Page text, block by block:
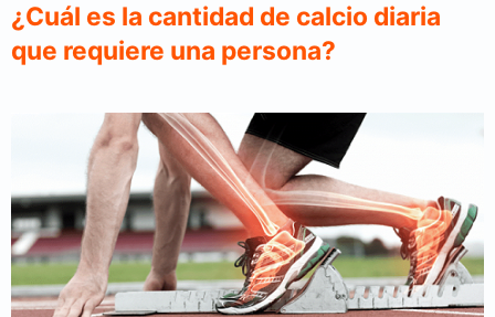
¿Cuál es la cantidad de calcio diaria
que requiere una persona?